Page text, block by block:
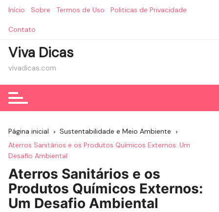
Início Sobre Termos de Uso Politicas de Privacidade
Contato
Viva Dicas
vivadicas.com
Página inicial
Sustentabilidade e Meio Ambiente
Aterros Sanitários e os Produtos Químicos Externos: Um
Desafio Ambiental
Aterros Sanitários e os
Produtos Químicos Externos:
Um Desafio Ambiental